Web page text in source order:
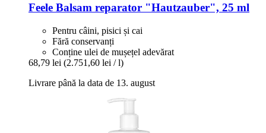
Feele Balsam reparator "Hautzauber", 25 ml
Pentru câini, pisici și cai
Fără conservanți
Conține ulei de mușețel adevărat
68,79 lei (2.751,60 lei / l)
Livrare până la data de 13. august